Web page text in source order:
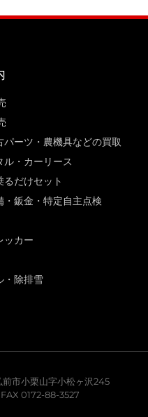
パーツ・農機具などの買取
ル・カーリース
るだけセット
・鈑金・特定自主点検
ッカー
・除排雪
市小栗山字小松ヶ沢245
0172-88-3527